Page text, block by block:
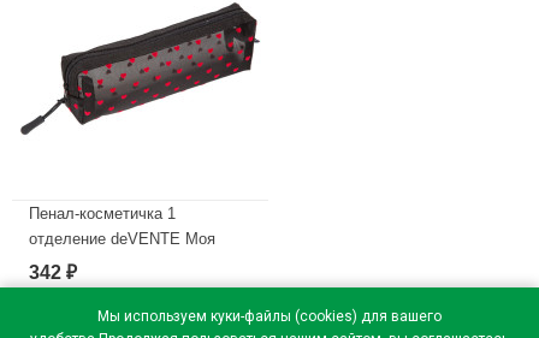
Мы используем куки-файлы (cookies) для вашего
Пенал-косметичка 1
отделение deVENTE Моя
Секретная сетка (My Secret
Mesh) черный с сердечками
210х60х60мм арт7029628
342 ₽